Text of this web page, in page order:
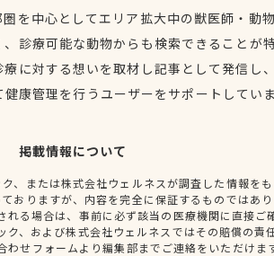
を中心としてエリア拡大中の獣医師・動
診療可能な動物からも検索できることが
に対する想いを取材し記事として発信し
康管理を行うユーザーをサポートしてい
掲載情報について
、または株式会社ウェルネスが調査した情報を
おりますが、内容を完全に保証するものではあ
れる場合は、事前に必ず該当の医療機関に直接ご
、および株式会社ウェルネスではその賠償の責
せフォームより編集部までご連絡をいただけま